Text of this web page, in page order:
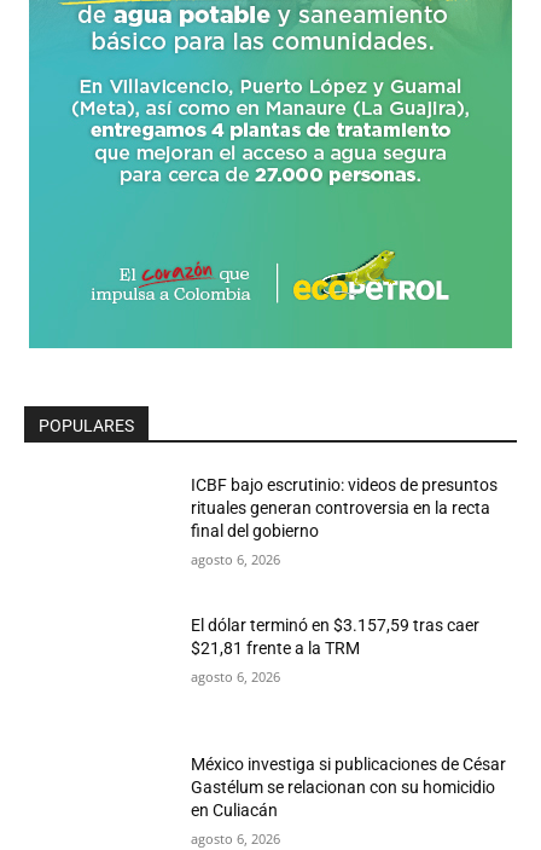
POPULARES
ICBF bajo escrutinio: videos de presuntos
rituales generan controversia en la recta
final del gobierno
agosto 6, 2026
El dólar terminó en $3.157,59 tras caer
$21,81 frente a la TRM
agosto 6, 2026
México investiga si publicaciones de César
Gastélum se relacionan con su homicidio
en Culiacán
agosto 6, 2026